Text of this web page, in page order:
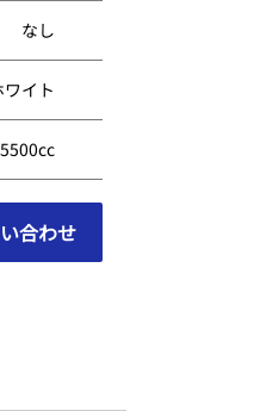
なし
ワイト
5500cc
合わせ